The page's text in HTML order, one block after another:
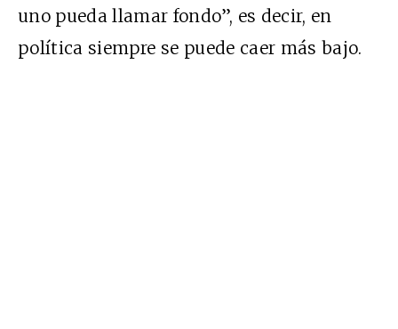
uno pueda llamar fondo”, es decir, en
política siempre se puede caer más bajo.